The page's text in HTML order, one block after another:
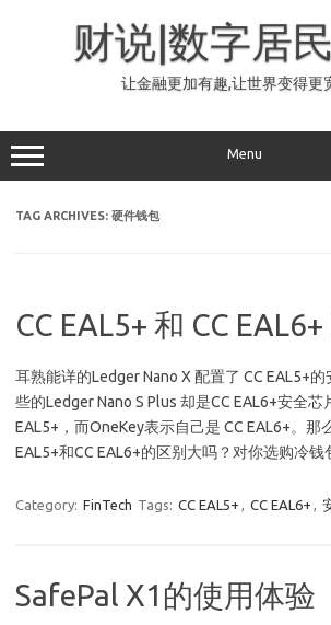
财说|数字居
让金融更加有趣,让世界变得更
Menu
TAG ARCHIVES: 硬件钱包
CC EAL5+ 和 CC EAL6+
耳熟能详的Ledger Nano X 配置了 CC EAL5+
些的Ledger Nano S Plus 却是CC EAL6+安全芯
EAL5+，而OneKey表示自己是 CC EAL6+。那
EAL5+和CC EAL6+的区别大吗？对你选购冷钱
Category: FinTech Tags: CC EAL5+ , CC EAL6+ ,
SafePal X1的使用体验